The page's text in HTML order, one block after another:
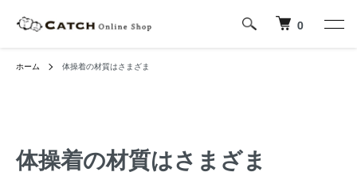
0
ホーム 体操着の材質はさまざま
体操着の材質はさまざま